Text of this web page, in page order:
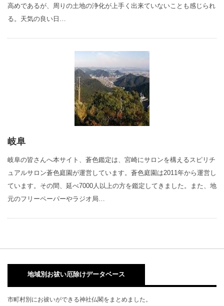
高めであるが、周りの土地の浄化が上手く出来ていないことも感じられ
る。天気の良い日…
岐阜
岐阜の皆さんへ本サイト、蒼色鑑定は、宮崎にサロンを構えるスピリチ
ュアルサロン蒼色庭園が運営しています。蒼色庭園は2011年から運営し
ています。その間、延べ7000人以上の方を鑑定してきました。また、地
元のフリーペーパーやラジオ局…
地域別お祓い厄除けデータベース
市町村別にお祓いができる神社仏閣をまとめました。